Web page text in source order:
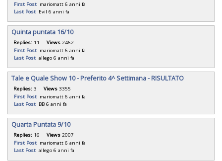
First Post mariomatt 6 anni fa
Last Post Evil 6 anni fa
Quinta puntata 16/10
Replies: 11 Views 2462
First Post mariomatt 6 anni fa
Last Post allego 6 anni fa
Tale e Quale Show 10 - Preferito 4^ Settimana - RISULTATO
Replies: 3 Views 3355
First Post mariomatt 6 anni fa
Last Post BB 6 anni fa
Quarta Puntata 9/10
Replies: 16 Views 2007
First Post mariomatt 6 anni fa
Last Post allego 6 anni fa